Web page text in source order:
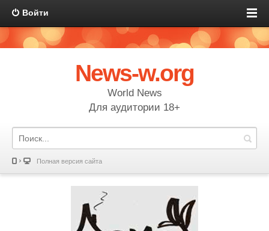
Войти
News-w.org
World News
Для аудитории 18+
Полная версия сайта